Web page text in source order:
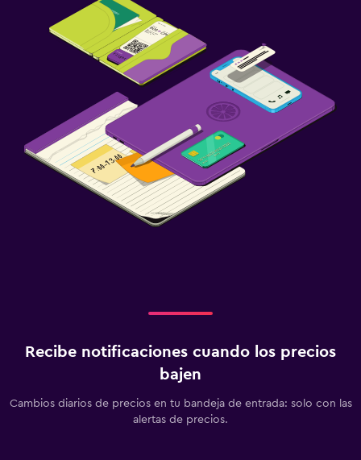
Recibe notificaciones cuando los precios
bajen
Cambios diarios de precios en tu bandeja de entrada: solo con las
alertas de precios.